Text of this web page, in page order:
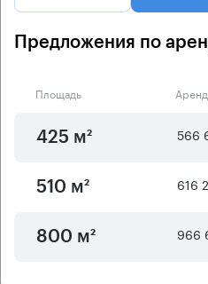
Предложения по
Площадь
425 м² 566
510 м² 616
800 м² 966